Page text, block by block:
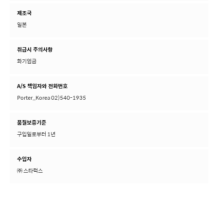
제조국
일본
취급시 주의사항
화기엄금
A/S 책임자와 전화번호
Porter_Korea 02)540-1935
품질보증기준
구입일로부터 1년
수입자
㈜ 스타럭스